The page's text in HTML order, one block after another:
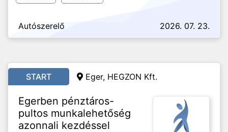
Autószerelő 2026. 07. 23.
START Eger, HEGZON Kft.
Egerben pénztáros-
pultos munkalehetőség
azonnali kezdéssel